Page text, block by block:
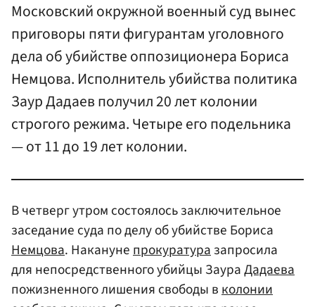
Московский окружной военный суд вынес
приговоры пяти фигурантам уголовного
дела об убийстве оппозиционера Бориса
Немцова. Исполнитель убийства политика
Заур Дадаев получил 20 лет колонии
строгого режима. Четыре его подельника
— от 11 до 19 лет колонии.
В четверг утром состоялось заключительное
заседание суда по делу об убийстве Бориса
Немцова. Наканунепрокуратуразапросила
для непосредственного убийцы ЗаураДадаева
пожизненного лишения свободы вколонии